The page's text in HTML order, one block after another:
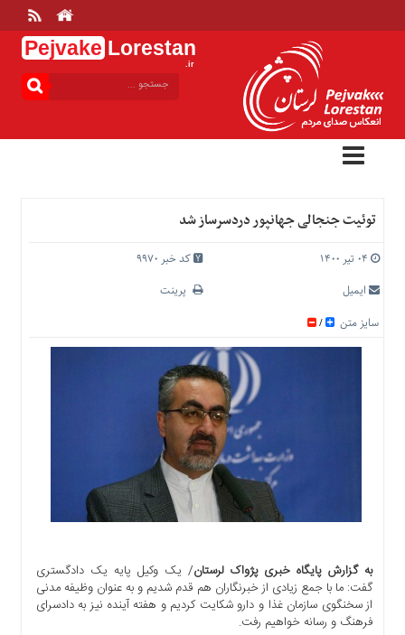
Pejvake Lorestan
.ir
بالا
خانه
ارتباط
درباره
تعرفه
اصلی
علمی
آموزشی
توئیت جنجالی جهانپور دردسرساز شد
۰۴ تیر ۱۴۰۰
کد خبر 9970
ایمیل
پرینت
سایز متن
/
به گزارش پایگاه خبری پژواک لرستان/ یک وکیل پایه یک دادگستری
گفت: ما با جمع زیادی از خبرنگاران هم قدم شدیم و به عنوان وظیفه مدنی
از سخنگوی سازمان غذا و دارو شکایت کردیم و هفته آینده نیز به دادسرای
فرهنگ و رسانه خواهیم رفت.